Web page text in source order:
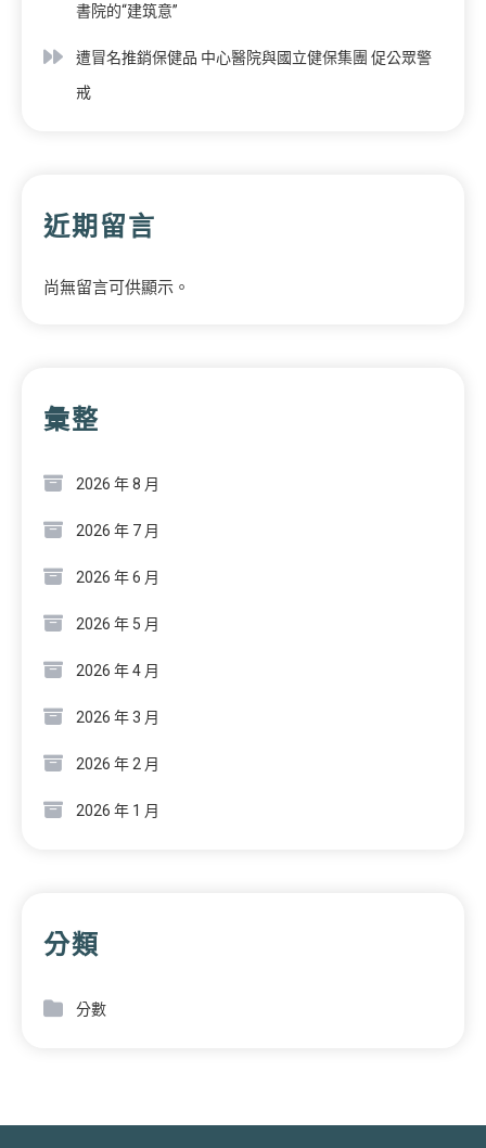
書院的“建筑意”
遭冒名推銷保健品 中心醫院與國立健保集團 促公眾警
戒
近期留言
尚無留言可供顯示。
彙整
2026 年 8 月
2026 年 7 月
2026 年 6 月
2026 年 5 月
2026 年 4 月
2026 年 3 月
2026 年 2 月
2026 年 1 月
分類
分數